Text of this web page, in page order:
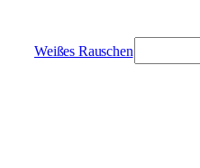
Weißes Rauschen